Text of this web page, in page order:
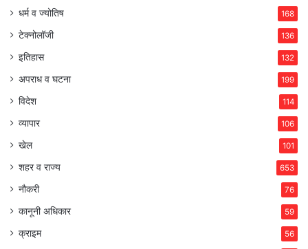
धर्म व ज्योतिष 168
टेक्नोलॉजी 136
इतिहास 132
अपराध व घटना 199
विदेश 114
व्यापार 106
खेल 101
शहर व राज्य 653
नौकरी 76
कानूनी अधिकार 59
क्राइम 56